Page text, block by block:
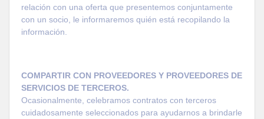
relación con una oferta que presentemos conjuntamente
con un socio, le informaremos quién está recopilando la
información.
COMPARTIR CON PROVEEDORES Y PROVEEDORES DE
SERVICIOS DE TERCEROS.
Ocasionalmente, celebramos contratos con terceros
cuidadosamente seleccionados para ayudarnos a brindarle